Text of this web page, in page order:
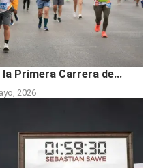
Primera Carrera de...
2026